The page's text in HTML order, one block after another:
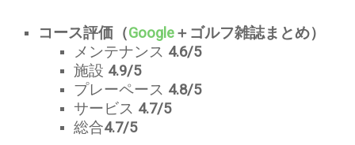
コース評価（Google＋ゴルフ雑誌まとめ）
メンテナンス 4.6/5
施設 4.9/5
プレーペース 4.8/5
サービス 4.7/5
総合4.7/5